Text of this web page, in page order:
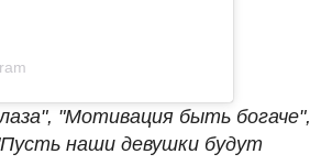
"Мотивация быть богаче",
наши девушки будут